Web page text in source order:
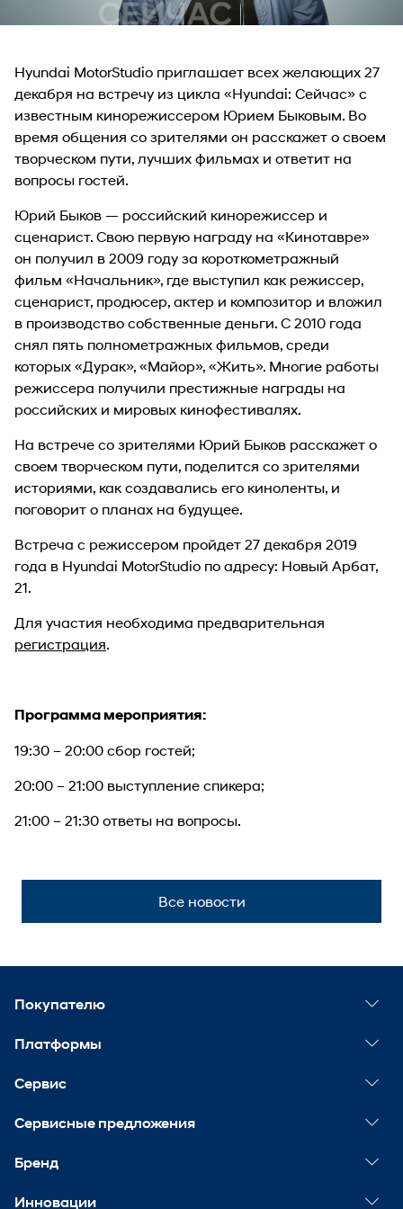
Hyundai MotorStudio приглашает всех желающих 27
декабря на встречу из цикла «Hyundai: Сейчас» с
известным кинорежиссером Юрием Быковым. Во
время общения со зрителями он расскажет о своем
творческом пути, лучших фильмах и ответит на
вопросы гостей.
Юрий Быков — российский кинорежиссер и
сценарист. Свою первую награду на «Кинотавре»
он получил в 2009 году за короткометражный
фильм «Начальник», где выступил как режиссер,
сценарист, продюсер, актер и композитор и вложил
в производство собственные деньги. С 2010 года
снял пять полнометражных фильмов, среди
которых «Дурак», «Майор», «Жить». Многие работы
режиссера получили престижные награды на
российских и мировых кинофестивалях.
На встрече со зрителями Юрий Быков расскажет о
своем творческом пути, поделится со зрителями
историями, как создавались его киноленты, и
поговорит о планах на будущее.
Встреча с режиссером пройдет 27 декабря 2019
года в Hyundai MotorStudio по адресу: Новый Арбат,
21.
Для участия необходима предварительная
регистрация.
Программа мероприятия:
19:30 – 20:00 сбор гостей;
20:00 – 21:00 выступление спикера;
21:00 – 21:30 ответы на вопросы.
Все новости
Покупателю
Спецпредложения
Найти дилера
Тест-драйв
Корпоративным клиентам
Платформы
Мир Хёндэ
Hyundai Подписка
Hyundai Подписка. Бизнес
Mobikey
Сервис
Сервисное обслуживание
История обслуживания
Кузовной ремонт
Сервисные предложения
Акции сервиса
Бренд
Наше видение
Инновации